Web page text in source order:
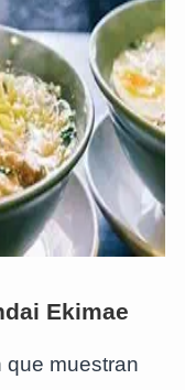
Ekimae
que muestran